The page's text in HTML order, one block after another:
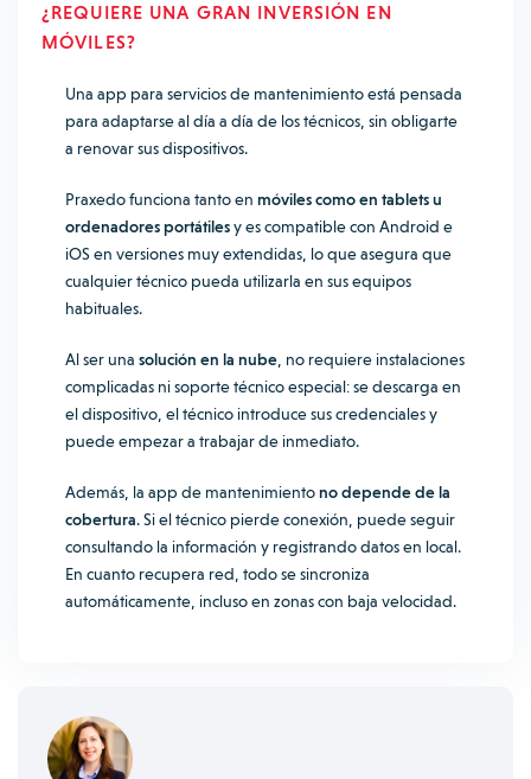
¿REQUIERE UNA GRAN INVERSIÓN EN
MÓVILES?
Una app para servicios de mantenimiento está pensada
para adaptarse al día a día de los técnicos, sin obligarte
a renovar sus dispositivos.
Praxedo funciona tanto en móviles como en tablets u
ordenadores portátilesy es compatible con Android e
iOS en versiones muy extendidas, lo que asegura que
cualquier técnico pueda utilizarla en sus equipos
habituales.
Al ser una solución en la nube , no requiere instalaciones
complicadas ni soporte técnico especial: se descarga en
el dispositivo, el técnico introduce sus credenciales y
puede empezar a trabajar de inmediato.
Además, la app de mantenimientono depende de la
cobertura. Si el técnico pierde conexión, puede seguir
consultando la información y registrando datos en local.
En cuanto recupera red, todo se sincroniza
automáticamente, incluso en zonas con baja velocidad.